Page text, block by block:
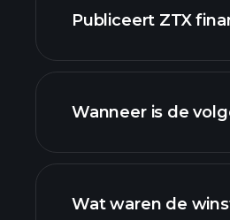
onze
Publiceert ZTX
ZTX
Wanneer is de
Wat waren de